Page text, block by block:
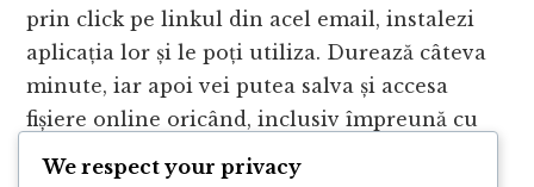
prin click pe linkul din acel email, instalezi
aplicația lor și le poți utiliza. Durează câteva
minute, iar apoi vei putea salva și accesa
fișiere online oricând, inclusiv împreună cu
altcineva.
We respect your privacy